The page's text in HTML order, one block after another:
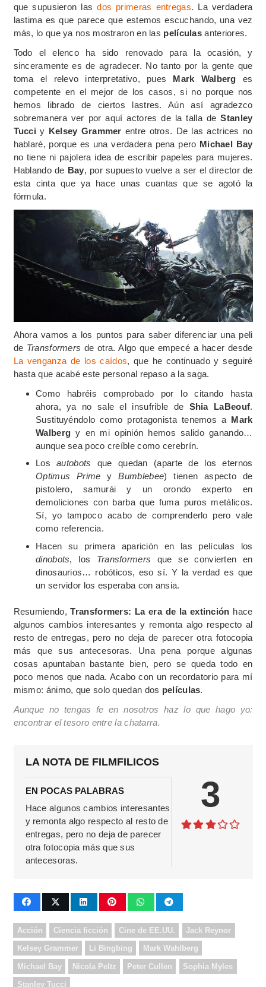
que supusieron lasdos primeras entregas. La verdadera
lastima es que parece que estemos escuchando, una vez
más, lo que ya nos mostraron en las películas anteriores.
Todo el elenco ha sido renovado para la ocasión, y
sinceramente es de agradecer. No tanto por la gente que
toma el relevo interpretativo, pues Mark Walberg es
competente en el mejor de los casos, si no porque nos
hemos librado de ciertos lastres. Aún así agradezco
sobremanera ver por aquí actores de la talla deStanley
Tucci y Kelsey Grammer entre otros. De las actrices no
hablaré, porque es una verdadera pena pero Michael Bay
no tiene ni pajolera idea de escribir papeles para mujeres.
Hablando de Bay, por supuesto vuelve a ser el director de
esta cinta que ya hace unas cuantas que se agotó la
fórmula.
Ahora vamos a los puntos para saber diferenciar una peli
de Transformers de otra. Algo que empecé a hacer desde
La venganza de los caídos, que he continuado y seguiré
hasta que acabé este personal repaso a la saga.
Como habréis comprobado por lo citando hasta
ahora, ya no sale el insufrible de Shia LaBeouf.
Sustituyéndolo como protagonista tenemos a Mark
Walberg y en mi opinión hemos salido ganando…
aunque sea poco creíble como cerebrín.
Losautobots que quedan (aparte de los eternos
Optimus Prime yBumblebee) tienen aspecto de
pistolero, samurái y un orondo experto en
demoliciones con barba que fuma puros metálicos.
Sí, yo tampoco acabo de comprenderlo pero vale
como referencia.
Hacen su primera aparición en las películas los
dinobots, los Transformers que se convierten en
dinosaurios… robóticos, eso sí. Y la verdad es que
un servidor los esperaba con ansia.
Resumiendo,Transformers: La era de la extinción hace
algunos cambios interesantes y remonta algo respecto al
resto de entregas, pero no deja de parecer otra fotocopia
más que sus antecesoras. Una pena porque algunas
cosas apuntaban bastante bien, pero se queda todo en
poco menos que nada. Acabo con un recordatorio para mí
mismo: ánimo, que solo quedan dos películas.
Aunque no tengas fe en nosotros haz lo que hago yo:
encontrar el tesoro entre la chatarra.
LA NOTA DE FILMFILICOS
EN POCAS PALABRAS
Hace algunos cambios interesantes
y remonta algo respecto al resto de
entregas, pero no deja de parecer
otra fotocopia más que sus
antecesoras.
3
Acción Ciencia ficción Cine de EE.UU. Jack Reynor
Kelsey Grammer Li Bingbing Mark Wahlberg
Michael Bay Nicola Peltz Peter Cullen Sophia Myles
Stanley Tucci